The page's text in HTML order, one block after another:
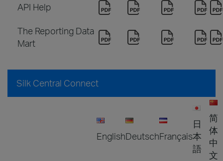
API Help
The Reporting Data
Mart
Silk Central Connect
EnglishDeutschFrançais
日
本
語
简
体
中
文